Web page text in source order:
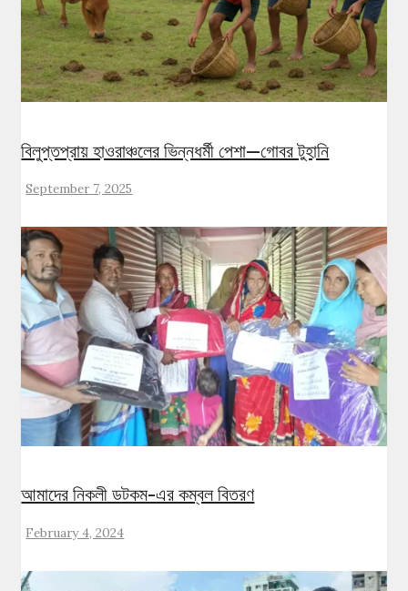
বিলুপ্তপ্রায় হাওরাঞ্চলের ভিন্নধর্মী পেশা—গোবর টুহানি
September 7, 2025
আমাদের নিকলী ডটকম-এর কম্বল বিতরণ
February 4, 2024